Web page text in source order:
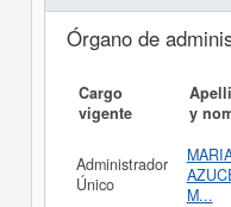
Órgano de
Cargo
vigente
y
Administrador
Único
M...